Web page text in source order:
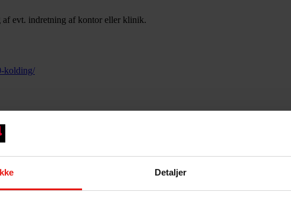
Detaljer
evt. indretning af kontor eller klinik.
kolding/